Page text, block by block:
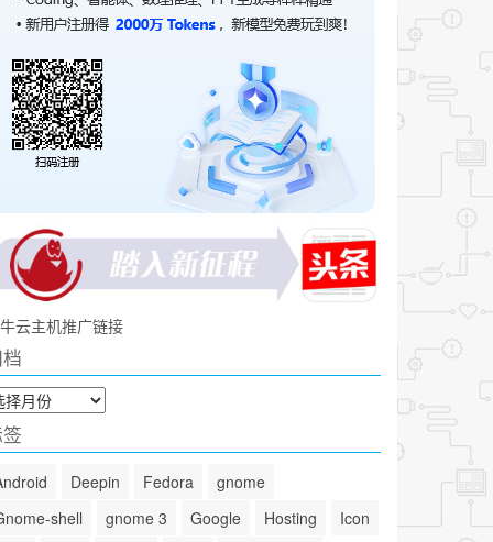
云主机推广链接
Deepin Fedora
gnome
shell
gnome 3 Google Hosting
Icon